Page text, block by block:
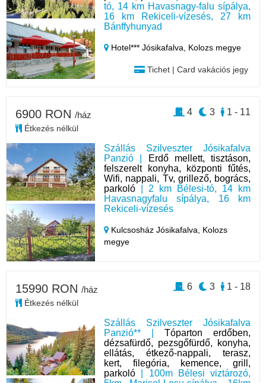
tó, 14 km Havasnagy-falu sípálya,
16 km Rekiceli-vízesés, 27 km
Bánffyhunyad
Hotel*** Jósikafalva, Kolozs megye
Tichet | Card vakációs jegy
Szállás Szilveszter Jósikafalva
Panzió |
Erdő mellett, tisztáson,
felszerelt konyha, központi fűtés,
Wifi, nappali, Tv, grillező, bogrács,
parkoló | 2 km Bélesi-tó, 14 km
Havasnagyfalu sípálya, 16 km
Rekiceli-vízesés
Kulcsosház Jósikafalva, Kolozs
megye
6900 RON /ház
Étkezés nélkül
1 - 11
3
4
Szállás Szilveszter Jósikafalva
Panzió** |Tóparton erdőben,
dézsafürdő, pezsgőfürdő, konyha,
ellátás, étkező-nappali, terasz,
kert, filegória, kemence, grill,
parkoló | 100m Bélesi viztározó,
15990 RON /ház
Étkezés nélkül
1 - 18
3
6